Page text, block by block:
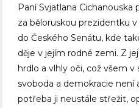
Paní Svjatlana
za běloruskou prezidentku
do Českého Senátu, kde
děje v jejím rodné zemi. Z
hrdlo a vlhly oči, což všem v
svoboda a demokracie není
potřeba ji neustále střežit,